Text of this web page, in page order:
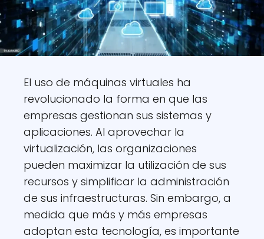
El uso de máquinas virtuales ha
revolucionado la forma en que las
empresas gestionan sus sistemas y
aplicaciones. Al aprovechar la
virtualización, las organizaciones
pueden maximizar la utilización de sus
recursos y simplificar la administración
de sus infraestructuras. Sin embargo, a
medida que más y más empresas
adoptan esta tecnología, es importante